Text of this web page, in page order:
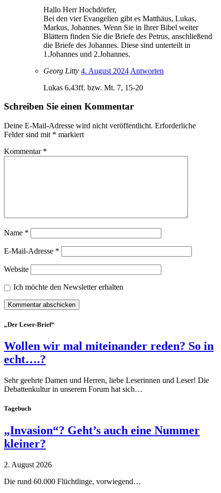
Hallo Herr Hochdörfer,
Bei den vier Evangelien gibt es Matthäus, Lukas,
Markus, Johannes. Wenn Sie in Ihrer Bibel weiter
Blättern finden Sie die Briefe des Petrus, anschließend
die Briefe des Johannes. Diese sind unterteilt in
1.Johannes und 2.Johannes.
Georg Litty 4. August 2024 Antworten
Lukas 6,43ff. bzw. Mt. 7, 15-20
Schreiben Sie einen Kommentar
Deine E-Mail-Adresse wird nicht veröffentlicht. Erforderliche
Felder sind mit * markiert
Kommentar *
Name *
E-Mail-Adresse *
Website
Ich möchte den Newsletter erhalten
„Der Leser-Brief“
Wollen wir mal miteinander reden? So in
echt….?
Sehr geehrte Damen und Herren, liebe Leserinnen und Leser! Die
Debattenkultur in unserem Forum hat sich…
Tagebuch
„Invasion“? Geht’s auch eine Nummer
kleiner?
2. August 2026
Die rund 60.000 Flüchtlinge, vorwiegend…